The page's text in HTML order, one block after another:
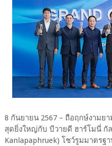
8 กันยายน 2567 – ถือฤกษ์งามย
สุดยิ่งใหญ่กับ บีวายดี ฮาร์โมนี่ กั
Kanlapaphruek) โชว์รูมมาตร